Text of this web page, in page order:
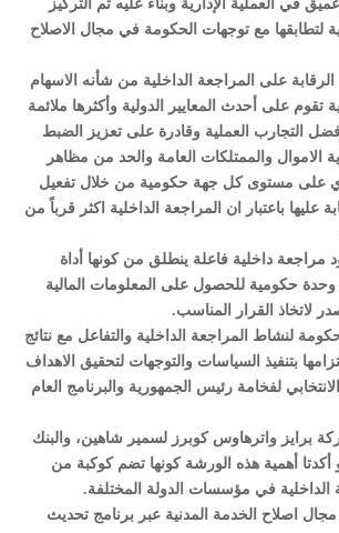
في العملية الإدارية وبناء عليه تم التركيز
لتطابقها مع توجهات الحكومة في مجال الاصلاح
على المراجعة الداخلية من شأنه الاسهام
تقوم على أحدث المعايير الدولية وأكثرها ملائمة
التجارب العملية وقادرة على تعزيز الضبط
الاموال والممتلكات العامة والحد من مظاهر
على مستوى كل جهة حكومية من خلال تفعيل
عليها باعتبار ان المراجعة الداخلية اكثر قرباً من
مراجعة داخلية فاعلة ينطلق من كونها أداة
وحدة حكومية للحصول على المعلومات المالية
لاتخاذ القرار المناسب.
لنشاط المراجعة الداخلية والتفاعل مع نتائج
بتنفيذ السياسات والتوجهات لتحقيق الاهداف
لفخامة رئيس الجمهورية والبرنامج العام
برايز واترهاوس كوبرز لسمير شاهين، والبنك
أكدتا أهمية هذه الورشة كونها تضم كوكبة من
الداخلية في مؤسسات الدولة المختلفة.
اصلاح الخدمة المدنية عبر برنامج تحديث